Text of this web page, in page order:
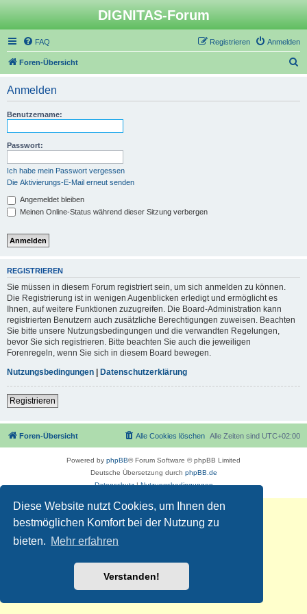
Diese Website nutzt Cookies, um Ihnen den
bestmöglichen Komfort bei der Nutzung zu
bieten. Mehr erfahren
Verstanden!
DIGNITAS-Forum
FAQ Anmelden
Registrieren
Foren-Übersicht
Anmelden
Benutzername:
Passwort:
Ich habe mein Passwort vergessen
Die Aktivierungs-E-Mail erneut senden
Angemeldet bleiben
Meinen Online-Status während dieser Sitzung verbergen
REGISTRIEREN
Sie müssen in diesem Forum registriert sein, um sich anmelden zu können.
Die Registrierung ist in wenigen Augenblicken erledigt und ermöglicht es
Ihnen, auf weitere Funktionen zuzugreifen. Die Board-Administration kann
registrierten Benutzern auch zusätzliche Berechtigungen zuweisen. Beachten
Sie bitte unsere Nutzungsbedingungen und die verwandten Regelungen,
bevor Sie sich registrieren. Bitte beachten Sie auch die jeweiligen
Forenregeln, wenn Sie sich in diesem Board bewegen.
Nutzungsbedingungen | Datenschutzerklärung
Registrieren
Foren-Übersicht Alle Zeiten sind UTC+02:00
Alle Cookies löschen
Powered by phpBB® Forum Software © phpBB Limited
Deutsche Übersetzung durch phpBB.de
Datenschutz|Nutzungsbedingungen